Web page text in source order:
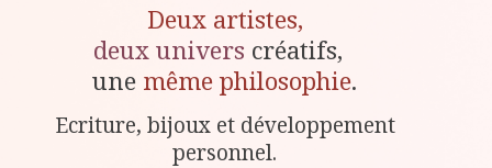
Deux artistes,
deux univers créatifs,
une même philosophie.
Ecriture, bijoux et développement
personnel.